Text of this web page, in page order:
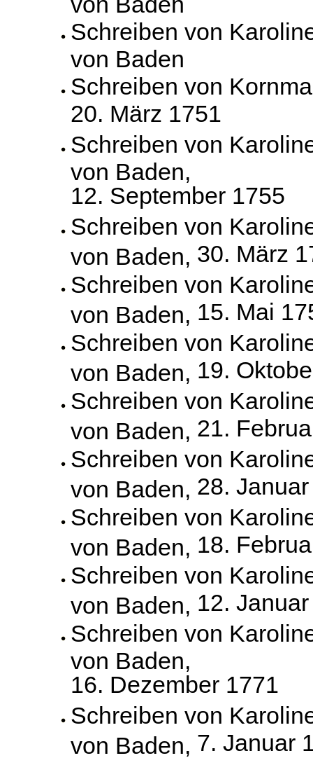
Schreiben von
von Baden
Schreiben von
20. März 1751
Schreiben von
von Baden,
12. September 1755
Schreiben von
von Baden, 30. März
Schreiben von
von Baden, 15. Mai
Schreiben von
von Baden, 19.
Schreiben von
von Baden, 21.
Schreiben von
von Baden, 28.
Schreiben von
von Baden, 18.
Schreiben von
von Baden, 12.
Schreiben von
von Baden,
16. Dezember 1771
Schreiben von
von Baden, 7. Januar